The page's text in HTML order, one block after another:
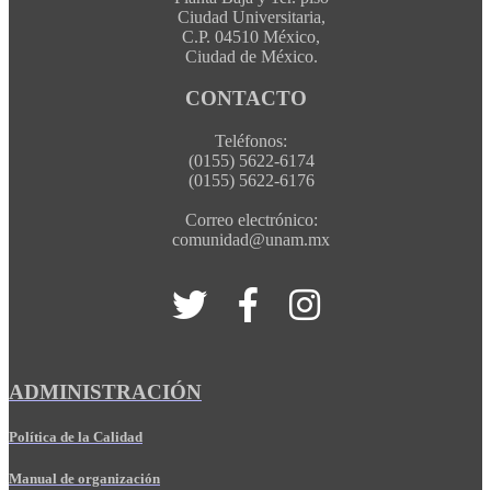
Ciudad Universitaria,
C.P. 04510 México,
Ciudad de México.
CONTACTO
Teléfonos:
(0155) 5622-6174
(0155) 5622-6176
Correo electrónico:
comunidad@unam.mx
ADMINISTRACIÓN
Política de la Calidad
Manual de organización